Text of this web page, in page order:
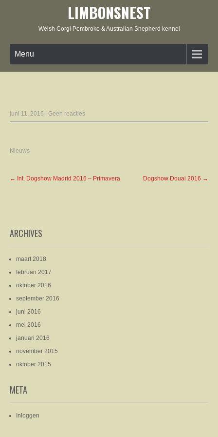
LIMBONSNEST
Welsh Corgi Pembroke & Australian Shepherd kennel
Menu
juni 11, 2016 Geen reacties
Nieuws
navigation
← Int. Dogshow Madrid 2016 – Primavera Dogshow Douai 2016 →
ARCHIVES
maart 2018
februari 2017
oktober 2016
september 2016
juni 2016
mei 2016
januari 2016
november 2015
oktober 2015
META
Inloggen